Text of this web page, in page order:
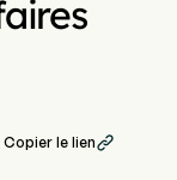
Copier le lien